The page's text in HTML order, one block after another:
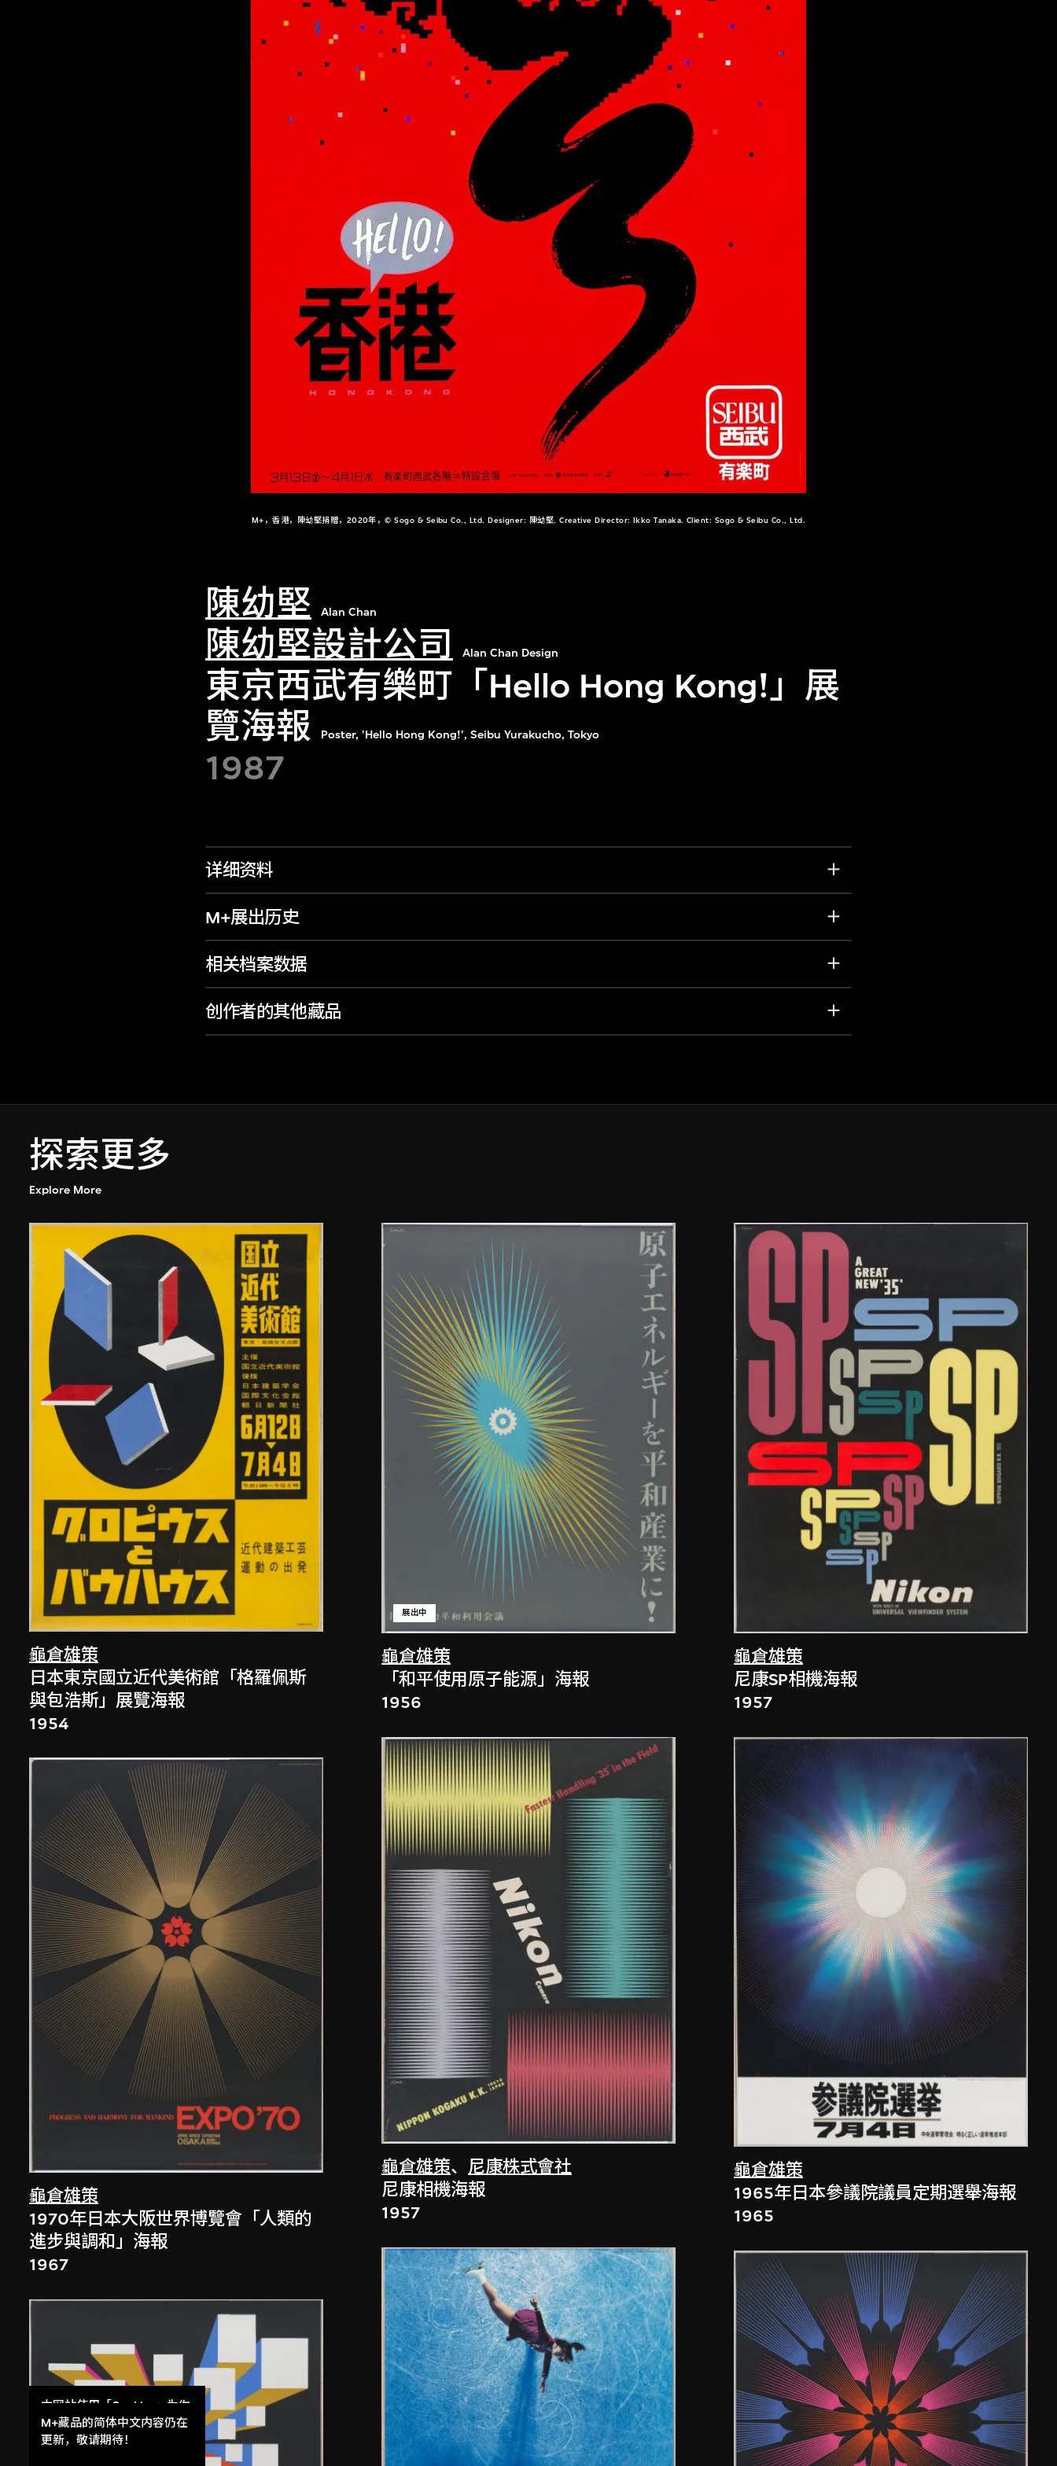
M+，香港，陳幼堅捐贈，2020年，© Sogo & Seibu Co., Ltd. Designer: 陳幼堅. Creative Director: Ikko Tanaka. Client: Sogo & Seibu Co., Ltd.
陳幼堅 Alan Chan
陳幼堅設計公司 Alan Chan Design
東京西武有樂町「Hello Hong Kong!」展
覽海報
Poster, 'Hello Hong Kong!', Seibu Yurakucho, Tokyo
1987
详细资料
M+展出历史
相关档案数据
创作者的其他藏品
探索更多
Explore More
龜倉雄策
日本東京國立近代美術館「格羅佩斯
與包浩斯」展覽海報
1954
龜倉雄策
1970年日本大阪世界博覽會「人類的
進步與調和」海報
1967
龜倉雄策
展出中
「和平使用原子能源」海報
1956
龜倉雄策、 尼康株式會社
尼康相機海報
1957
龜倉雄策
尼康SP相機海報
1957
龜倉雄策
1965年日本參議院議員定期選舉海報
1965
本网站使用「Cookies」为你
提供最好的网站体验。
了解更多
M+藏品的简体中文内容仍在
更新，敬请期待！